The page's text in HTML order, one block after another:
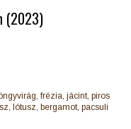
(2023)
frézia, jácint, piros
lótusz, bergamot, pacsuli